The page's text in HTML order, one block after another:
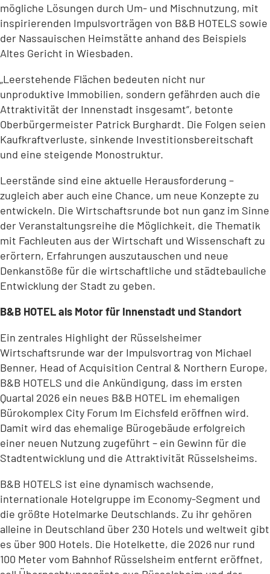
mögliche Lösungen durch Um- und Mischnutzung, mit
inspirierenden Impulsvorträgen von B&B HOTELS sowie
der Nassauischen Heimstätte anhand des Beispiels
Altes Gericht in Wiesbaden.
„Leerstehende Flächen bedeuten nicht nur
unproduktive Immobilien, sondern gefährden auch die
Attraktivität der Innenstadt insgesamt“, betonte
Oberbürgermeister Patrick Burghardt. Die Folgen seien
Kaufkraftverluste, sinkende Investitionsbereitschaft
und eine steigende Monostruktur.
Leerstände sind eine aktuelle Herausforderung –
zugleich aber auch eine Chance, um neue Konzepte zu
entwickeln. Die Wirtschaftsrunde bot nun ganz im Sinne
der Veranstaltungsreihe die Möglichkeit, die Thematik
mit Fachleuten aus der Wirtschaft und Wissenschaft zu
erörtern, Erfahrungen auszutauschen und neue
Denkanstöße für die wirtschaftliche und städtebauliche
Entwicklung der Stadt zu geben.
B&B HOTEL als Motor für Innenstadt und Standort
Ein zentrales Highlight der Rüsselsheimer
Wirtschaftsrunde war der Impulsvortrag von Michael
Benner, Head of Acquisition Central & Northern Europe,
B&B HOTELS und die Ankündigung, dass im ersten
Quartal 2026 ein neues B&B HOTEL im ehemaligen
Bürokomplex City Forum Im Eichsfeld eröffnen wird.
Damit wird das ehemalige Bürogebäude erfolgreich
einer neuen Nutzung zugeführt – ein Gewinn für die
Stadtentwicklung und die Attraktivität Rüsselsheims.
B&B HOTELS ist eine dynamisch wachsende,
internationale Hotelgruppe im Economy-Segment und
die größte Hotelmarke Deutschlands. Zu ihr gehören
alleine in Deutschland über 230 Hotels und weltweit gibt
es über 900 Hotels. Die Hotelkette, die 2026 nur rund
100 Meter vom Bahnhof Rüsselsheim entfernt eröffnet,